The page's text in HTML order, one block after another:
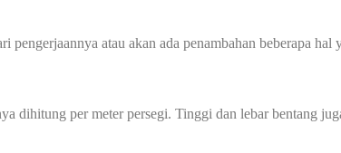
atau akan ada penambahan beberapa hal
dihitung per meter persegi. Tinggi dan lebar bentang